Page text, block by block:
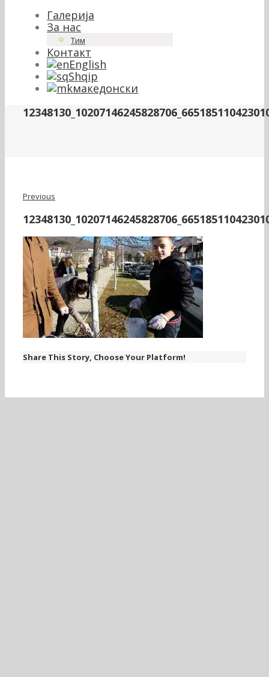
Галерија
За нас
Тим
Контакт
English
Shqip
македонски
Previous
Share This Story, Choose Your Platform!